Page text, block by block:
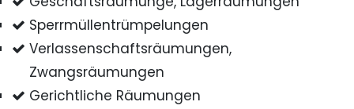
Sperrmüllentrümpelungen
Verlassenschaftsräumungen,
Zwangsräumungen
Gerichtliche Räumungen